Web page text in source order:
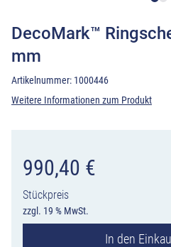
DecoMark™
mm
Artikelnummer: 1000446
Weitere Informationen zum Produkt
990,40 €
Stückpreis
zzgl. 19 % MwSt.
In den